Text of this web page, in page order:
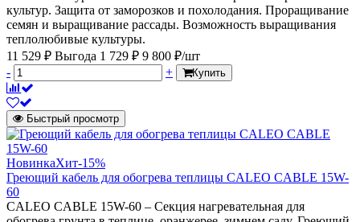
культур. Защита от заморозков и похолодания. Проращивание
семян и выращивание рассады. Возможность выращивания
теплолюбивые культуры.
11 529 ₽ Выгода 1 729 ₽ 9 800 ₽/шт
-
+ Купить
Быстрый просмотр
НовинкаХит-15%
Греющий кабель для обогрева теплицы CALEO CABLE 15W-
60
CALEO CABLE 15W-60 – Секция нагревательная для